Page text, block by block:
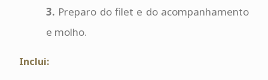
3. Preparo do filet e do acompanhamento
e molho.
Inclui: